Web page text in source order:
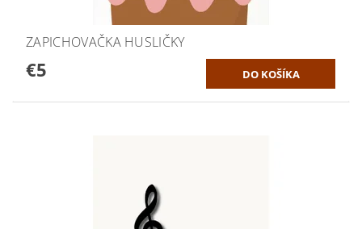
ZAPICHOVAČKA HUSLIČKY
€5